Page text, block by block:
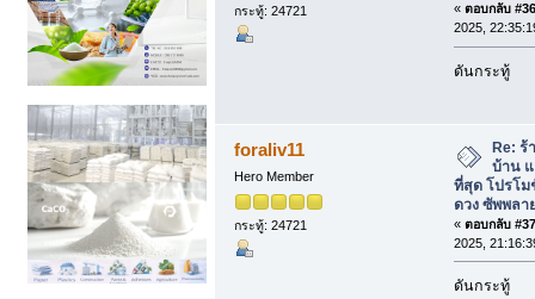
กระทู้: 24721 « ตอบกลับ
2025,
ดันกระทู้
foraliv11
Hero Member
กระทู้: 24721
Re: ร้
บ้าน
ที่สุด โปรโ
ดวง ซัพพลา
« ตอบกลับ
2025,
ดันกระทู้